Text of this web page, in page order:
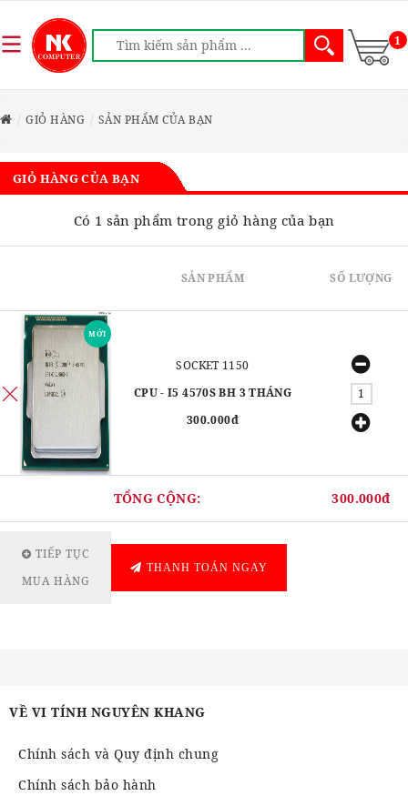
1
GIỎ HÀNG SẢN PHẨM CỦA BẠN
GIỎ HÀNG CỦA BẠN
Có 1 sản phẩm trong giỏ hàng của bạn
SẢN PHẨM SỐ LƯỢNG
MỚI
SOCKET 1150
CPU - I5 4570S BH 3 THÁNG
300.000đ
TỔNG CỘNG: 300.000đ
TIẾP TỤC
MUA HÀNG
THANH TOÁN NGAY
VỀ VI TÍNH NGUYÊN KHANG
Chính sách và Quy định chung
Chính sách bảo hành